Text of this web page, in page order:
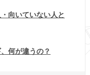
向いていない人と
何が違うの？